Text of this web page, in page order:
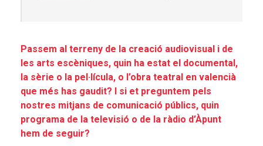
Passem al terreny de la creació audiovisual i de
les arts escèniques, quin ha estat el documental,
la sèrie o la pel·lícula, o l’obra teatral en valencià
que més has gaudit? I si et preguntem pels
nostres mitjans de comunicació públics, quin
programa de la televisió o de la ràdio d’Àpunt
hem de seguir?